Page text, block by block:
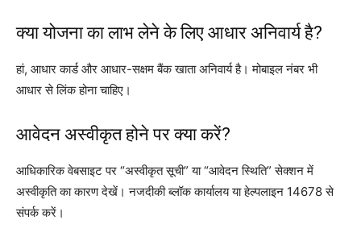
क्या योजना का लाभ लेने के लिए आधार अनिवार्य है?
हां, आधार कार्ड और आधार-सक्षम बैंक खाता अनिवार्य है। मोबाइल नंबर भी
आधार से लिंक होना चाहिए।
आवेदन अस्वीकृत होने पर क्या करें?
आधिकारिक वेबसाइट पर “अस्वीकृत सूची” या “आवेदन स्थिति” सेक्शन में
अस्वीकृति का कारण देखें। नजदीकी ब्लॉक कार्यालय या हेल्पलाइन 14678 से
संपर्क करें।